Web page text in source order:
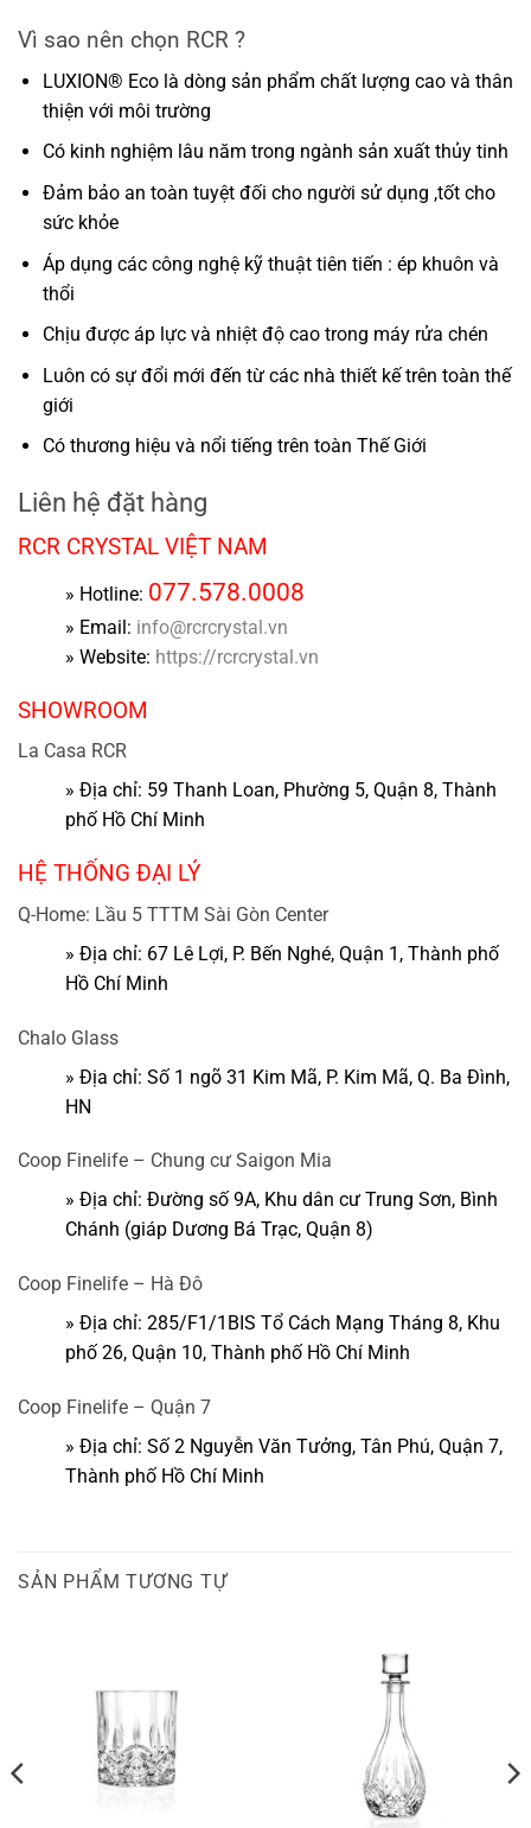
Vì sao nên chọn RCR ?
LUXION® Eco là dòng sản phẩm chất lượng cao và thân
thiện với môi trường
Có kinh nghiệm lâu năm trong ngành sản xuất thủy tinh
Đảm bảo an toàn tuyệt đối cho người sử dụng ,tốt cho
sức khỏe
Áp dụng các công nghệ kỹ thuật tiên tiến : ép khuôn và
thổi
Chịu được áp lực và nhiệt độ cao trong máy rửa chén
Luôn có sự đổi mới đến từ các nhà thiết kế trên toàn thế
giới
Có thương hiệu và nổi tiếng trên toàn Thế Giới
Liên hệ đặt hàng
RCR CRYSTAL VIỆT NAM
» Hotline: 077.578.0008
» Email: info@rcrcrystal.vn
» Website: https://rcrcrystal.vn
SHOWROOM
La Casa RCR
» Địa chỉ: 59 Thanh Loan, Phường 5, Quận 8, Thành
phố Hồ Chí Minh
HỆ THỐNG ĐẠI LÝ
Q-Home: Lầu 5 TTTM Sài Gòn Center
» Địa chỉ: 67 Lê Lợi, P. Bến Nghé, Quận 1, Thành phố
Hồ Chí Minh
Chalo Glass
» Địa chỉ: Số 1 ngõ 31 Kim Mã, P. Kim Mã, Q. Ba Đình,
HN
Coop Finelife – Chung cư Saigon Mia
» Địa chỉ: Đường số 9A, Khu dân cư Trung Sơn, Bình
Chánh (giáp Dương Bá Trạc, Quận 8)
Coop Finelife – Hà Đô
» Địa chỉ: 285/F1/1BIS Tổ Cách Mạng Tháng 8, Khu
phố 26, Quận 10, Thành phố Hồ Chí Minh
Coop Finelife – Quận 7
» Địa chỉ: Số 2 Nguyễn Văn Tưởng, Tân Phú, Quận 7,
Thành phố Hồ Chí Minh
SẢN PHẨM TƯƠNG TỰ